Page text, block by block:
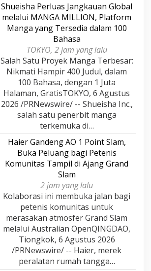
Shueisha Perluas Jangkauan Global
melalui MANGA MILLION, Platform
Manga yang Tersedia dalam 100
Bahasa
TOKYO, 2 jam yang lalu
Salah Satu Proyek Manga Terbesar:
Nikmati Hampir 400 Judul, dalam
100 Bahasa, dengan 1 Juta
Halaman, GratisTOKYO, 6 Agustus
2026 /PRNewswire/ -- Shueisha Inc.,
salah satu penerbit manga
terkemuka di…
Haier Gandeng AO 1 Point Slam,
Buka Peluang bagi Petenis
Komunitas Tampil di Ajang Grand
Slam
2 jam yang lalu
Kolaborasi ini membuka jalan bagi
petenis komunitas untuk
merasakan atmosfer Grand Slam
melalui Australian OpenQINGDAO,
Tiongkok, 6 Agustus 2026
/PRNewswire/ -- Haier, merek
peralatan rumah tangga…